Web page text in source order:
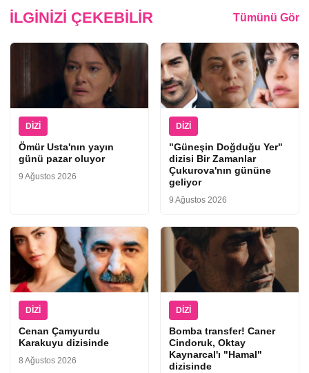
İLGINIZI ÇEKEBILIR Tümünü Gör
DIZI
Ömür Usta'nın yayın
günü pazar oluyor
9 Ağustos 2026
DIZI
"Güneşin Doğduğu Yer"
dizisi Bir Zamanlar
Çukurova'nın gününe
geliyor
9 Ağustos 2026
DIZI
Cenan Çamyurdu
Karakuyu dizisinde
8 Ağustos 2026
DIZI
Bomba transfer! Caner
Cindoruk, Oktay
Kaynarcal'ı "Hamal"
dizisinde